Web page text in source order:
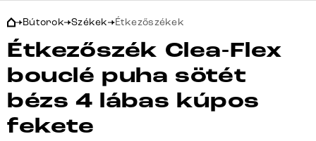
Bútorok Székek Étkezőszékek
Étkezőszék Clea-Flex
bouclé puha sötét
bézs 4 lábas kúpos
fekete